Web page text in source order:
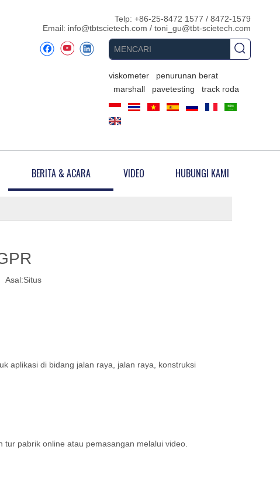
Telp: +86-25-8472 1577 / 8472-1579
Email: info@tbtscietech.com / toni_gu@tbt-scietech.com
viskometer
penurunan berat
marshall
pavetesting track roda
BERITA & ACARA VIDEO HUBUNGI KAMI
Asal:Situs
aplikasi di bidang jalan raya, jalan raya, konstruksi
pabrik online atau pemasangan melalui video.